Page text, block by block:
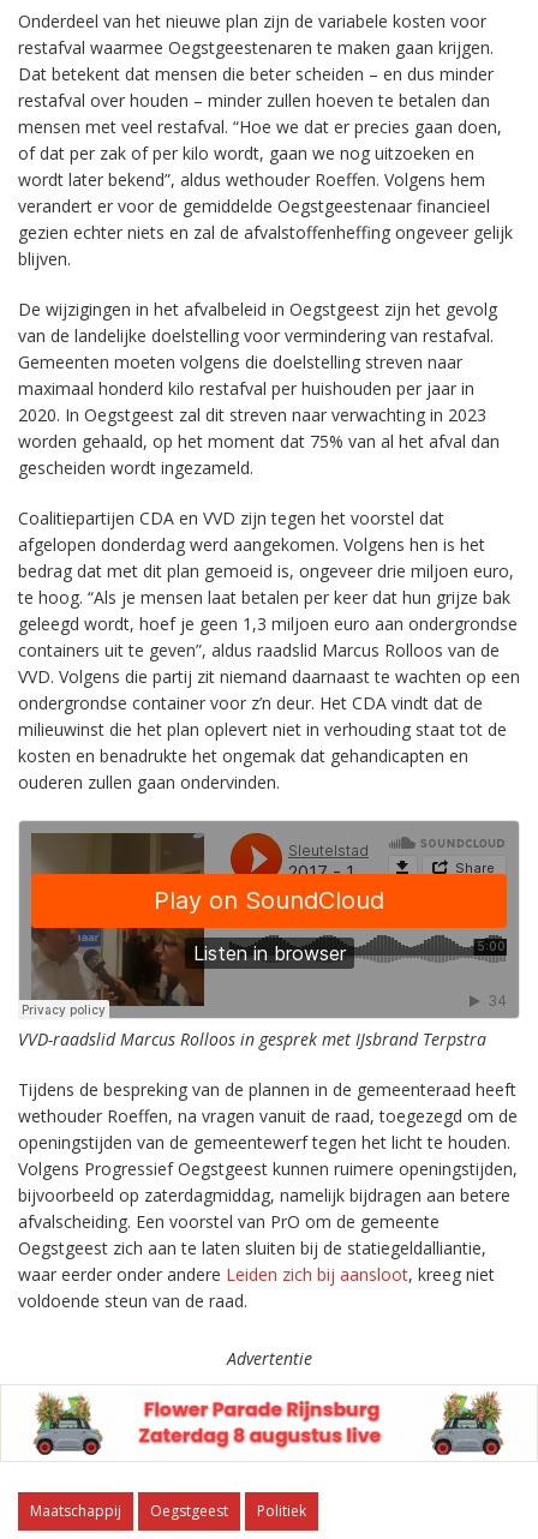
Onderdeel van het nieuwe plan zijn de variabele kosten voor
restafval waarmee Oegstgeestenaren te maken gaan krijgen.
Dat betekent dat mensen die beter scheiden – en dus minder
restafval over houden – minder zullen hoeven te betalen dan
mensen met veel restafval. “Hoe we dat er precies gaan doen,
of dat per zak of per kilo wordt, gaan we nog uitzoeken en
wordt later bekend”, aldus wethouder Roeffen. Volgens hem
verandert er voor de gemiddelde Oegstgeestenaar financieel
gezien echter niets en zal de afvalstoffenheffing ongeveer gelijk
blijven.
De wijzigingen in het afvalbeleid in Oegstgeest zijn het gevolg
van de landelijke doelstelling voor vermindering van restafval.
Gemeenten moeten volgens die doelstelling streven naar
maximaal honderd kilo restafval per huishouden per jaar in
2020. In Oegstgeest zal dit streven naar verwachting in 2023
worden gehaald, op het moment dat 75% van al het afval dan
gescheiden wordt ingezameld.
Coalitiepartijen CDA en VVD zijn tegen het voorstel dat
afgelopen donderdag werd aangekomen. Volgens hen is het
bedrag dat met dit plan gemoeid is, ongeveer drie miljoen euro,
te hoog. “Als je mensen laat betalen per keer dat hun grijze bak
geleegd wordt, hoef je geen 1,3 miljoen euro aan ondergrondse
containers uit te geven”, aldus raadslid Marcus Rolloos van de
VVD. Volgens die partij zit niemand daarnaast te wachten op een
ondergrondse container voor z’n deur. Het CDA vindt dat de
milieuwinst die het plan oplevert niet in verhouding staat tot de
kosten en benadrukte het ongemak dat gehandicapten en
ouderen zullen gaan ondervinden.
VVD-raadslid Marcus Rolloos in gesprek met IJsbrand Terpstra
Tijdens de bespreking van de plannen in de gemeenteraad heeft
wethouder Roeffen, na vragen vanuit de raad, toegezegd om de
openingstijden van de gemeentewerf tegen het licht te houden.
Volgens Progressief Oegstgeest kunnen ruimere openingstijden,
bijvoorbeeld op zaterdagmiddag, namelijk bijdragen aan betere
afvalscheiding. Een voorstel van PrO om de gemeente
Oegstgeest zich aan te laten sluiten bij de statiegeldalliantie,
waar eerder onder andere Leiden zich bij aansloot, kreeg niet
voldoende steun van de raad.
Advertentie
Maatschappij Oegstgeest Politiek